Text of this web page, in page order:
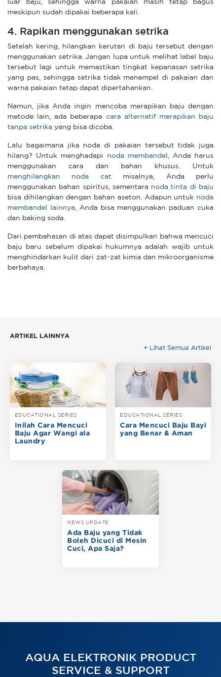
luar baju, sehingga warna pakaian masih tetap bagus
meskipun sudah dipakai beberapa kali.
4. Rapikan menggunakan setrika
Setelah kering, hilangkan kerutan di baju tersebut dengan
menggunakan setrika. Jangan lupa untuk melihat label baju
tersebut lagi untuk memastikan tingkat kepanasan setrika
yang pas, sehingga setrika tidak menempel di pakaian dan
warna pakaian tetap dapat dipertahankan.
Namun, jika Anda ingin mencoba merapikan baju dengan
metode lain, ada beberapa cara alternatif merapikan baju
tanpa setrika yang bisa dicoba.
Lalu bagaimana jika noda di pakaian tersebut tidak juga
hilang? Untuk menghadapi
noda membandel
, Anda harus
menggunakan cara dan bahan khusus. Untuk
menghilangkan noda cat misalnya, Anda perlu
menggunakan bahan spiritus, sementara noda tinta di baju
bisa dihilangkan dengan bahan aseton. Adapun untuk noda
membandel lainnya , Anda bisa menggunakan paduan cuka
dan baking soda.
Dari pembahasan di atas dapat disimpulkan bahwa mencuci
baju baru sebelum dipakai hukumnya adalah wajib untuk
menghindarkan kulit dari zat-zat kimia dan mikroorganisme
berbahaya.
ARTIKEL LAINNYA
+ Lihat Semua Artikel
EDUCATIONAL SERIES
Inilah Cara Mencuci
Baju Agar Wangi ala
Laundry
EDUCATIONAL SERIES
Cara Mencuci Baju Bayi
yang Benar & Aman
NEWS UPDATE
Ada Baju yang Tidak
Boleh Dicuci di Mesin
Cuci, Apa Saja?
AQUA ELEKTRONIK PRODUCT
SERVICE & SUPPORT